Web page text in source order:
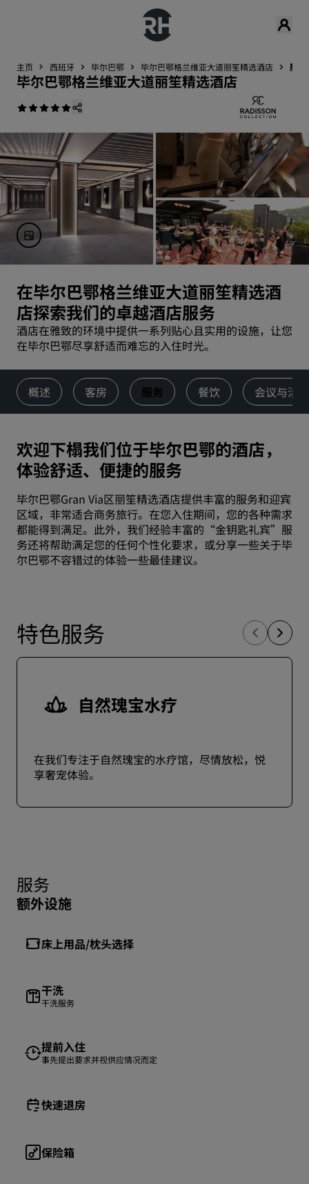
主页 西班牙 毕尔巴鄂 毕尔巴鄂格兰维亚大道丽笙精选酒店 服务
毕尔巴鄂格兰维亚大道丽笙精选酒店
在毕尔巴鄂格兰维亚大道丽笙精选酒
店探索我们的卓越酒店服务
酒店在雅致的环境中提供一系列贴心且实用的设施，让您
在毕尔巴鄂尽享舒适而难忘的入住时光。
概述 客房 服务 餐饮 会议与活动
欢迎下榻我们位于毕尔巴鄂的酒店，
体验舒适、便捷的服务
毕尔巴鄂Gran Via区丽笙精选酒店提供丰富的服务和迎宾
区域，非常适合商务旅行。在您入住期间，您的各种需求
都能得到满足。此外，我们经验丰富的“金钥匙礼宾”服
务还将帮助满足您的任何个性化要求，或分享一些关于毕
尔巴鄂不容错过的体验一些最佳建议。
特色服务
自然瑰宝水疗
在我们专注于自然瑰宝的水疗馆，尽情放松，悦
享奢宠体验。
服务
额外设施
床上用品/枕头选择
干洗
干洗服务
提前入住
事先提出要求并视供应情况而定
快速退房
保险箱